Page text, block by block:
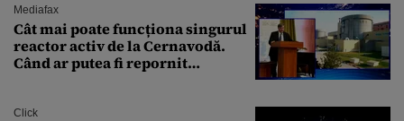
Mediafax
Cât mai poate funcționa singurul
reactor activ de la Cernavodă.
Când ar putea fi repornit
Click